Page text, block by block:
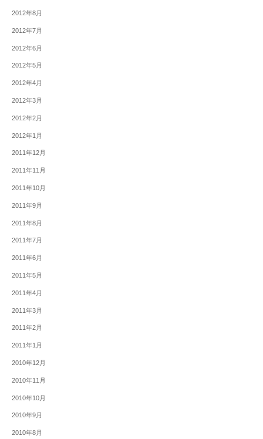
2012年8月
2012年7月
2012年6月
2012年5月
2012年4月
2012年3月
2012年2月
2012年1月
2011年12月
2011年11月
2011年10月
2011年9月
2011年8月
2011年7月
2011年6月
2011年5月
2011年4月
2011年3月
2011年2月
2011年1月
2010年12月
2010年11月
2010年10月
2010年9月
2010年8月